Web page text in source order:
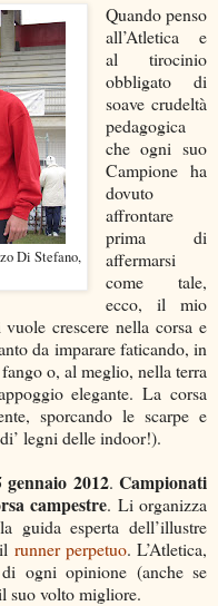
Di Stefano,
Quando penso
all’Atletica e
al tirocinio
obbligato di
soave crudeltà
pedagogica
che ogni suo
Campione ha
dovuto
affrontare
prima di
affermarsi
come tale,
ecco, il mio
crescere nella corsa e
da imparare faticando, in
o, al meglio, nella terra
elegante. La corsa
sporcando le scarpe e
legni delle indoor!).
gennaio 2012.Campionati
campestre. Li organizza
guida esperta dell’illustre
runner perpetuo. L’Atletica,
ogni opinione (anche se
suo volto migliore.